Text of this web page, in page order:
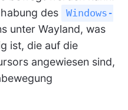
des
Windows-
unter Wayland, was
ist, die auf die
angewiesen sind,